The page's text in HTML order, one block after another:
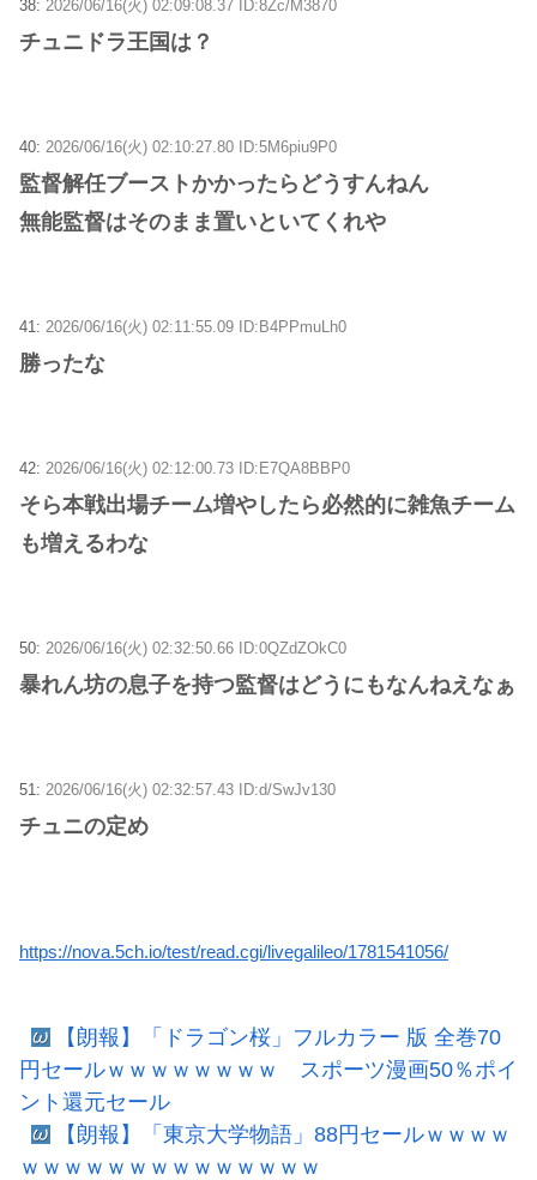
38: 2026/06/16(火) 02:09:08.37 ID:8Zc/M3870
チュニドラ王国は？
40: 2026/06/16(火) 02:10:27.80 ID:5M6piu9P0
監督解任ブーストかかったらどうすんねん
無能監督はそのまま置いといてくれや
41: 2026/06/16(火) 02:11:55.09 ID:B4PPmuLh0
勝ったな
42: 2026/06/16(火) 02:12:00.73 ID:E7QA8BBP0
そら本戦出場チーム増やしたら必然的に雑魚チーム
も増えるわな
50: 2026/06/16(火) 02:32:50.66 ID:0QZdZOkC0
暴れん坊の息子を持つ監督はどうにもなんねえなぁ
51: 2026/06/16(火) 02:32:57.43 ID:d/SwJv130
チュニの定め
https://nova.5ch.io/test/read.cgi/livegalileo/1781541056/
【朗報】「ドラゴン桜」フルカラー 版 全巻70
円セールｗｗｗｗｗｗｗｗ スポーツ漫画50％ポイ
ント還元セール
【朗報】「東京大学物語」88円セールｗｗｗｗ
ｗｗｗｗｗｗｗｗｗｗｗｗｗｗ